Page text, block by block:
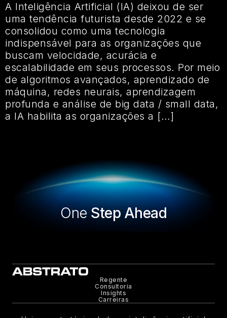
A Inteligência Artificial (IA) deixou de ser
uma tendência futurista desde 2022 e se
consolidou como uma tecnologia
indispensável para as organizações que
buscam velocidade, acurácia e
escalabilidade em seus processos. Por meio
de algoritmos avançados, aprendizado de
máquina, redes neurais, aprendizagem
profunda e análise de big data / small data,
a IA habilita as organizações a […]
OneStep Ahead
Regente
Consultoria
Insights
Carreiras